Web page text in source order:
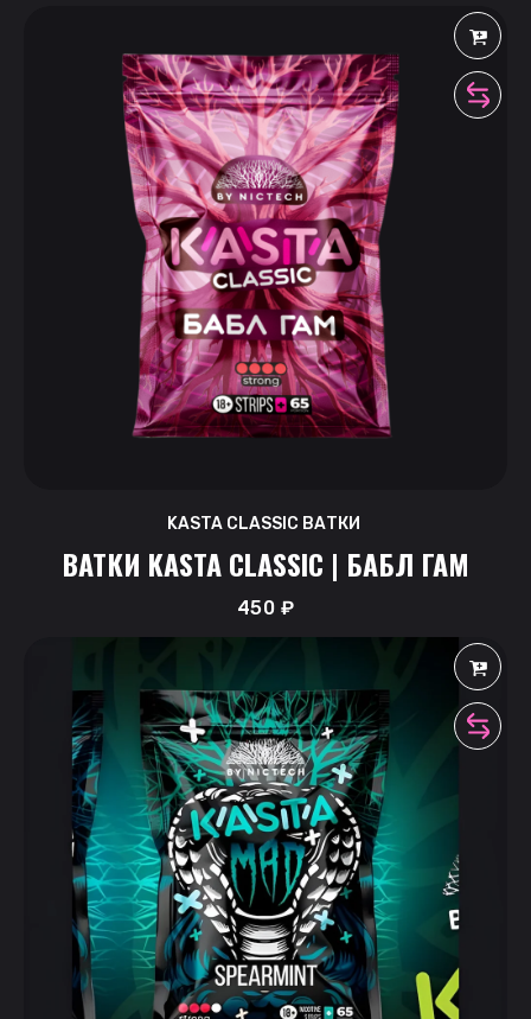
KASTA CLASSIC ВАТКИ
ВАТКИ KASTA CLASSIC | БАБЛ ГАМ
450 ₽